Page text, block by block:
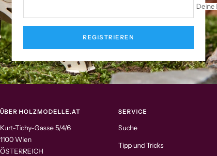
Deine
REGISTRIEREN
ÜBER HOLZMODELLE.AT
Kurt-Tichy-Gasse 5/4/6
1100 Wien
ÖSTERREICH
SERVICE
Suche
Tipp und Tricks